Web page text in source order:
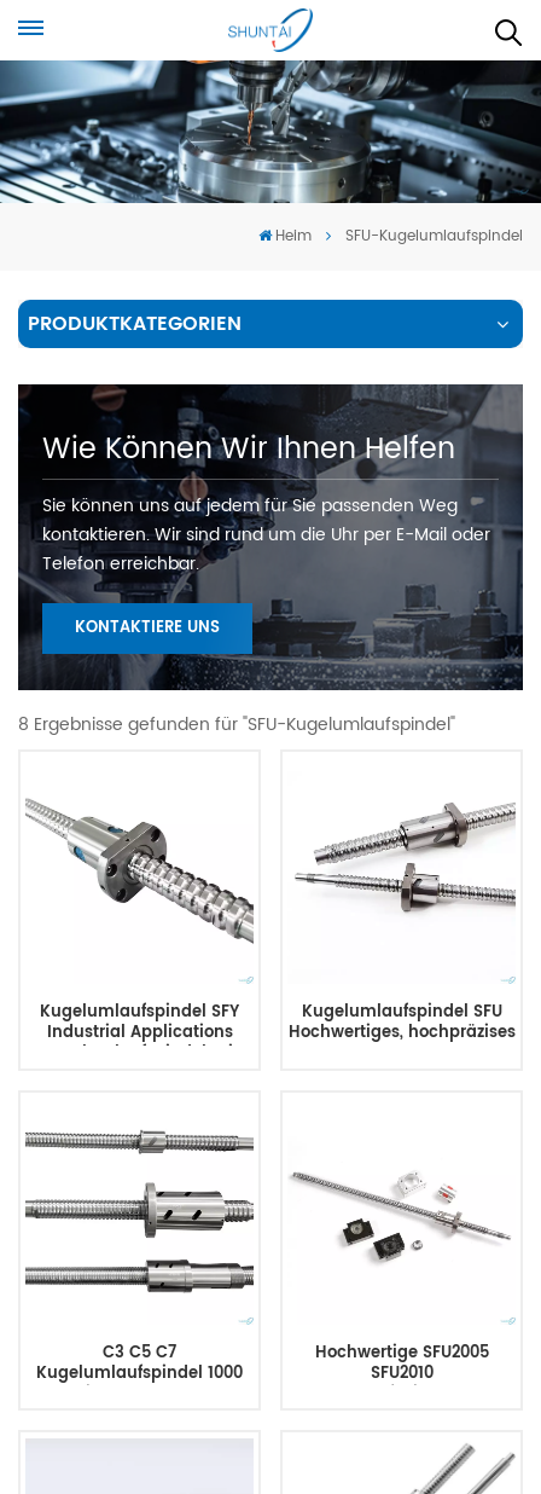
Heim SFU-Kugelumlaufspindel
PRODUKTKATEGORIEN
Wie Können Wir Ihnen Helfen
Sie können uns auf jedem für Sie passenden Weg
kontaktieren. Wir sind rund um die Uhr per E-Mail oder
Telefon erreichbar.
KONTAKTIERE UNS
8 Ergebnisse gefunden für "SFU-Kugelumlaufspindel"
Kugelumlaufspindel SFY
Industrial Applications
Kugelumlaufspindel mit
Kugelumlaufspindel SFU
Hochwertiges, hochpräzises
C3 C5 C7
Kugelumlaufspindel 1000
Kugelumlaufspindel 1600
Hochwertige SFU2005
SFU2010